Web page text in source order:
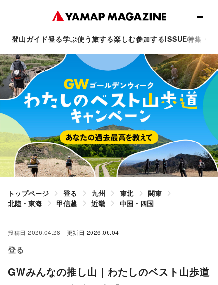
登山ガイド登る学ぶ使う 旅する楽しむ参加するISSUE特集・
トップページ 登る 九州 東北
関東
北陸・東海
甲信越 近畿 中国・四国
投稿日 2026.04.28 更新日 2026.06.04
登る
GWみんなの推し山｜わたしのベスト山歩道